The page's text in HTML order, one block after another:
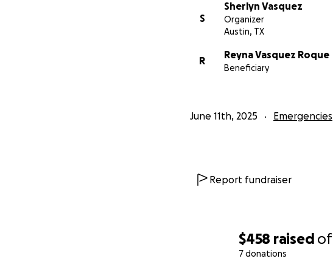
$458 raised of
7 donations
S
Sherlyn Vasquez
Organizer
Austin, TX
R
Reyna Vasquez Roque
Beneficiary
June 11th, 2025 Emergencies
Report fundraiser